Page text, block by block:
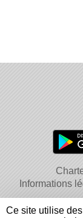
Informations
Ce site utilise